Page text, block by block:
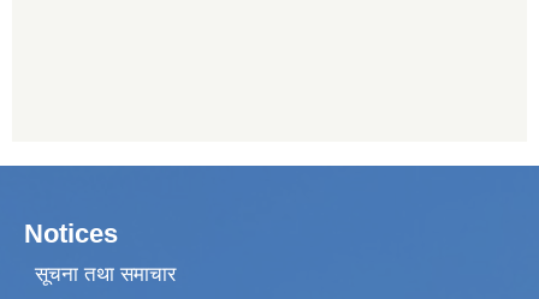
Notices
सूचना तथा समाचार